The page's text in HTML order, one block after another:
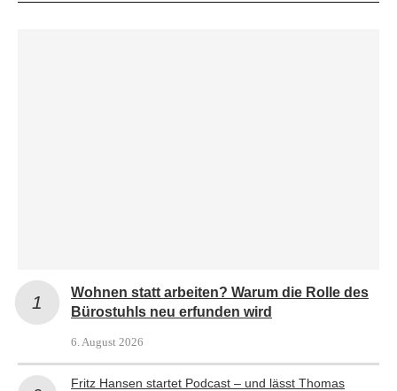
Wohnen statt arbeiten? Warum die Rolle des
Bürostuhls neu erfunden wird
6. August 2026
Fritz Hansen startet Podcast – und lässt Thomas